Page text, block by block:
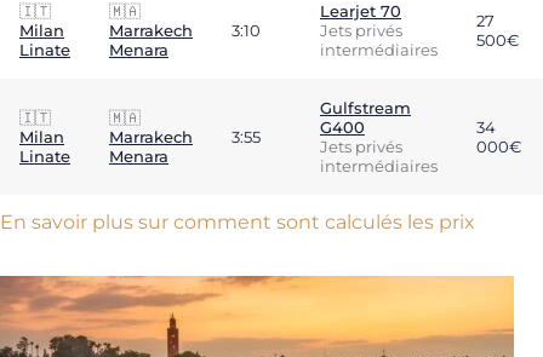
🇮🇹
Milan
Linate
🇲🇦
Marrakech
Menara
3:10
Learjet 70
Jets privés
intermédiaires
27
500€
🇮🇹
Milan
Linate
🇲🇦
Marrakech
Menara
3:55
Gulfstream
G400
Jets privés
intermédiaires
34
000€
En savoir plus sur comment sont calculés les prix